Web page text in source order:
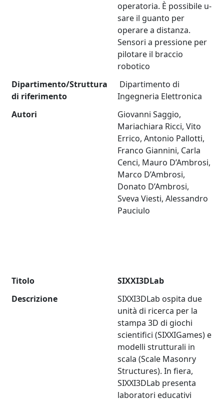
operatoria. È possibile u­­­­
sare il guanto per
operare a distanza.
Sensori a pressione per
pilotare il braccio
robotico
Dipartimento/Struttura
di riferimento
Dipartimento di
Ingegneria Elettronica
Autori
Giovanni Saggio,
Mariachiara Ricci, Vito
Errico, Antonio Pallotti,
Franco Giannini, Carla
Cenci, Mauro D’Ambrosi,
Marco D’Ambrosi,
Donato D’Ambrosi,
Sveva Viesti, Alessandro
Pauciulo
Titolo
SIXXI3DLab
Descrizione
SIXXI3DLab ospita due
unità di ricerca per la
stampa 3D di giochi
scientifici (SIXXIGames) e
modelli strutturali in
scala (Scale Masonry
Structures). In fiera,
SIXXI3DLab presenta
laboratori educativi